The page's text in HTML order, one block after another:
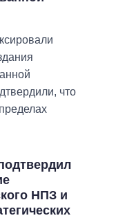
что
НПЗ и